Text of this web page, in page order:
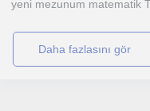
yeni mezunum matematik
daha fazlasını gör